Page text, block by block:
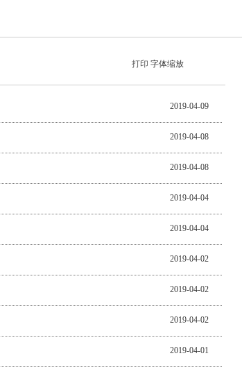
打印 字体缩放
2019-04-09
2019-04-08
2019-04-08
2019-04-04
2019-04-04
2019-04-02
2019-04-02
2019-04-02
2019-04-01